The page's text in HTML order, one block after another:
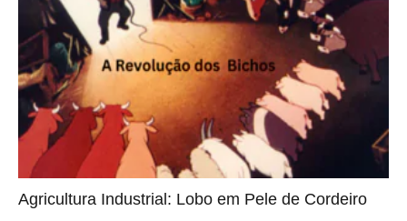
Agricultura Industrial: Lobo em Pele de Cordeiro